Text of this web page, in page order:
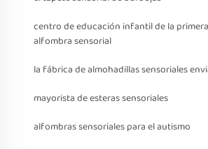
centro de educación infantil de la
alfombra sensorial
la fábrica de almohadillas sensoriales
mayorista de esteras sensoriales
alfombras sensoriales para el autismo